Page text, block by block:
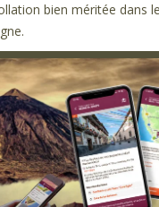
bien méritée dans